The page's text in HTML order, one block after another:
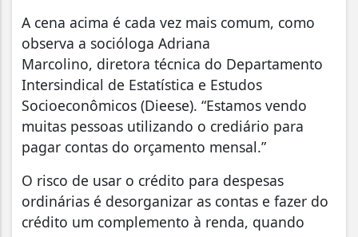
A cena acima é cada vez mais comum, como
observa a socióloga Adriana
Marcolino, diretora técnica do Departamento
Intersindical de Estatística e Estudos
Socioeconômicos (Dieese). “Estamos vendo
muitas pessoas utilizando o crediário para
pagar contas do orçamento mensal.”
O risco de usar o crédito para despesas
ordinárias é desorganizar as contas e fazer do
crédito um complemento à renda, quando